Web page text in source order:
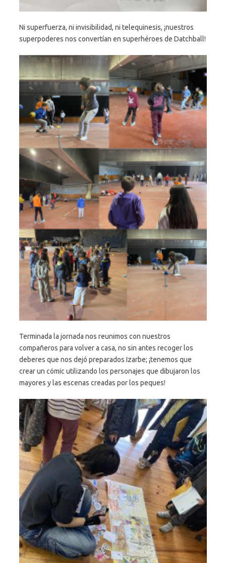
Ni superfuerza, ni invisibilidad, ni telequinesis, ¡nuestros
superpoderes nos convertían en superhéroes de Datchball!
Terminada la jornada nos reunimos con nuestros
compañeros para volver a casa, no sin antes recoger los
deberes que nos dejó preparados Izarbe; ¡tenemos que
crear un cómic utilizando los personajes que dibujaron los
mayores y las escenas creadas por los peques!